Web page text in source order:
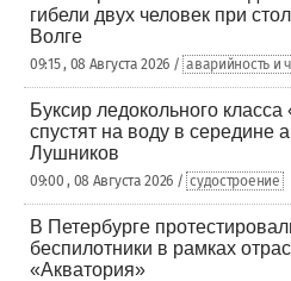
гибели двух человек при
Волге
09:15 , 08 Августа 2026 / аварийность и
Буксир ледокольного
спустят на воду в середине
Лушников
09:00 , 08 Августа 2026 / судостроение
В Петербурге
беспилотники в рамках
«Акватория»